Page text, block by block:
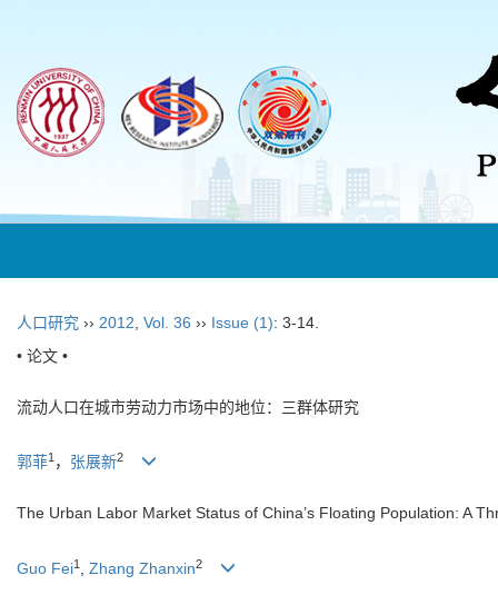
人口研究 ›› 2012 Vol. 36 ›› Issue (1): 3-14.
• 论文 •
流动人口在城市劳动力市场中的地位：三群体研究
郭菲1 ， 张展新2
The Urban Labor Market Status of China’s Floating Population: A
Guo Fei1 Zhang Zhanxin2